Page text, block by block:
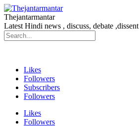
Thejantarmantar
Latest Hindi news , discuss, debate ,dissent
Likes
Followers
Subscribers
Followers
Likes
Followers